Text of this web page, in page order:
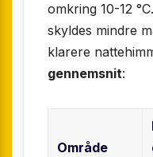
omkring 10-12
skyldes mindre
klarere
gennemsnit:
Område